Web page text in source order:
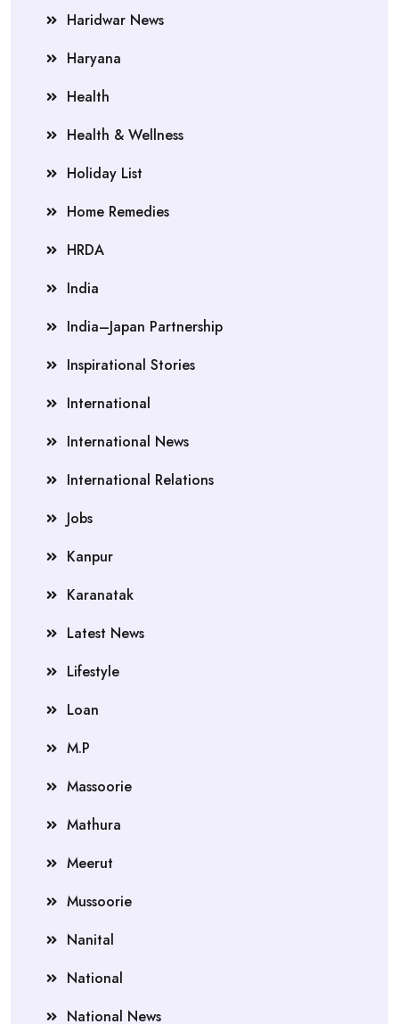
Haridwar News
Haryana
Health
Health & Wellness
Holiday List
Home Remedies
HRDA
India
India–Japan Partnership
Inspirational Stories
International
International News
International Relations
Jobs
Kanpur
Karanatak
Latest News
Lifestyle
Loan
M.P
Massoorie
Mathura
Meerut
Mussoorie
Nanital
National
National News